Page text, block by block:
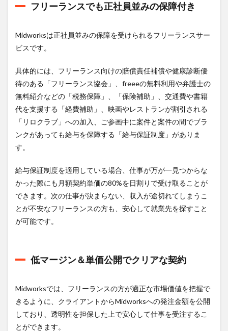
フリーランスでも正社員並みの保障付き
Midworksは正社員並みの保障を受けられるフリーランスサー
ビスです。
具体的には、フリーランス向けの賠償責任補償や健康診断優
待のある「フリーランス協会」、freeeの無料利用や弁護士の
無料紹介などの「税務保障」、「保険補助」、交通費や書籍
代を支援する「経費補助」、映画やレストランが割引される
「リロクラブ」への加入、ご参画中に案件と案件の間でブラ
ンクがあっても給与を保障する「給与保証制度」がありま
す。
給与保証制度を適用している場合、仕事が万が一見つからな
かった際にも月額契約単価の80%を日割りで受け取ることが
できます。次の仕事が決まらない、収入が途切れてしまうこ
とが不安なフリーランスの方も、安心して就業先を探すこと
が可能です。
低マージン＆単価公開でクリアな契約
Midworksでは、フリーランスの方が適正な市場価値を把握で
きるように、クライアントからMidworksへの発注金額を公開
しており、透明性を担保した上で安心して仕事を受注するこ
とができます。